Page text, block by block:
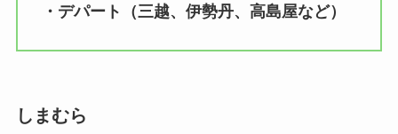
・デパート（三越、伊勢丹、高島屋など）
しまむら